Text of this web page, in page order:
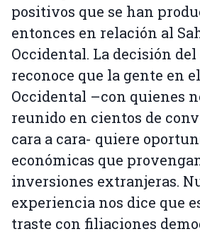
positivos que se han
entonces en relación al
Occidental. La decisión del
reconoce que la gente en
Occidental –con quienes
reunido en cientos de
cara a cara- quiere
económicas que
inversiones extranjeras.
experiencia nos dice que
traste con filiaciones